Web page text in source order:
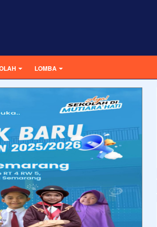
LOMBA